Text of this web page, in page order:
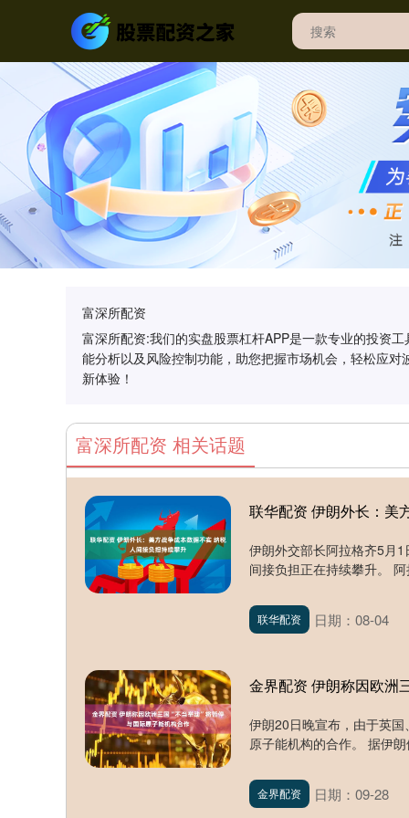
富深所配资
富深所配资:我们的实盘股票杠杆APP是一款专业的投资
能分析以及风险控制功能，助您把握市场机会，轻松应
新体验！
富深所配资 相关话题
联华配资 伊朗外长：美
伊朗外交部长阿拉格齐5月
间接负担正在持续攀升。
联华配资 日期：08-04
金界配资 伊朗称因欧洲
伊朗20日晚宣布，由于英
原子能机构的合作。 据伊
金界配资 日期：09-28